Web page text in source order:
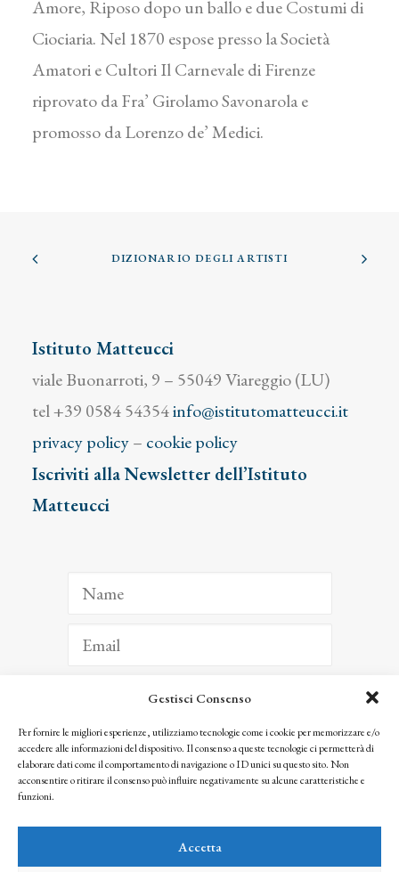
Gestisci Consenso
Per fornire le migliori esperienze, utilizziamo tecnologie come i cookie per memorizzare e/o
accedere alle informazioni del dispositivo. Il consenso a queste tecnologie ci permetterà di
elaborare dati come il comportamento di navigazione o ID unici su questo sito. Non
acconsentire o ritirare il consenso può influire negativamente su alcune caratteristiche e
funzioni.
Accetta
Amore, Riposo dopo un ballo e due Costumi di
Ciociaria. Nel 1870 espose presso la Società
Amatori e Cultori Il Carnevale di Firenze
riprovato da Fra’ Girolamo Savonarola e
promosso da Lorenzo de’ Medici.
DIZIONARIO DEGLI ARTISTI
Istituto Matteucci
viale Buonarroti, 9 – 55049 Viareggio (LU)
tel +39 0584 54354info@istitutomatteucci.it
privacy policy– cookie policy
Iscriviti alla Newsletter dell’Istituto
Matteucci
ISCRIVITI
Facendo clic per iscriverti, riconosci che le tue informazioni saranno trattate
seguendo la nostra Privacy Policy
© 2025 Istituto Matteucci. All right reserved
l’autorizzazione scritta dei proprietari dei diritti e dell’Istituto Matteucci